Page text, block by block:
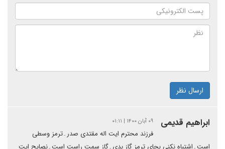
ارسال نظر
ابراهیم قدیمی ۰۹ آبان ۱۴۰۰ | ۰۱:۱۱
فرزند محترم ایت اله مقتدی صدر۔ترمز وسطی